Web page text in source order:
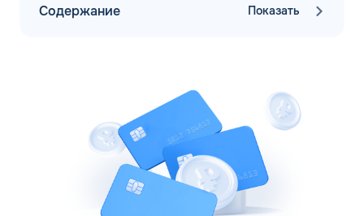
Содержание Показать